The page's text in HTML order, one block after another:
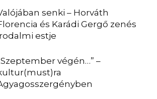
senki – Horváth
és Karádi Gergő zenés
estje
végén…” –